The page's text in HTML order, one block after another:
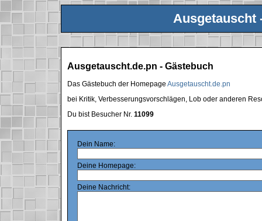
Ausgetauscht
Ausgetauscht.de.pn - Gästebuch
Das Gästebuch der HomepageAusgetauscht.de.pn
bei Kritik, Verbesserungsvorschlägen, Lob oder anderen
Du bist Besucher Nr.11099
Dein Name:
Deine Homepage:
Deine Nachricht: